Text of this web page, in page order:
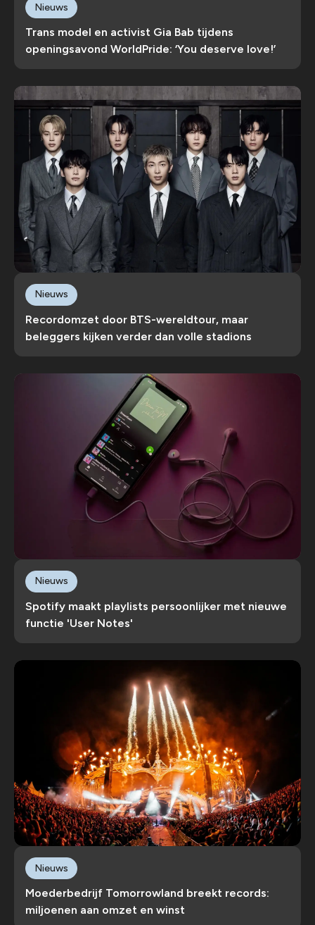
Trans model en activist Gia Bab tijdens
openingsavond WorldPride: ‘You deserve love!’
Nieuws
Recordomzet door BTS-wereldtour, maar
beleggers kijken verder dan volle stadions
Nieuws
Spotify maakt playlists persoonlijker met nieuwe
functie 'User Notes'
Nieuws
Moederbedrijf Tomorrowland breekt records:
miljoenen aan omzet en winst
Nieuws